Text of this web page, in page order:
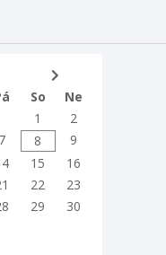
So
Ne
1
2
7 8
9
15
16
22
23
29
30